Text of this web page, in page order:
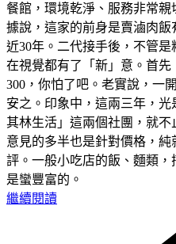
餐館，環境乾淨、服務非常親
據說，這家的前身是賣滷肉飯
近30年。二代接手後，不管
在視覺都有了「新」意。首
300，你怕了吧。老實說，一
安之。印象中，這兩三年，
其林生活」這兩個社團，就
意見的多半也是針對價格，
評。一般小吃店的飯、麵類
是蠻豐富的。
繼續閱讀